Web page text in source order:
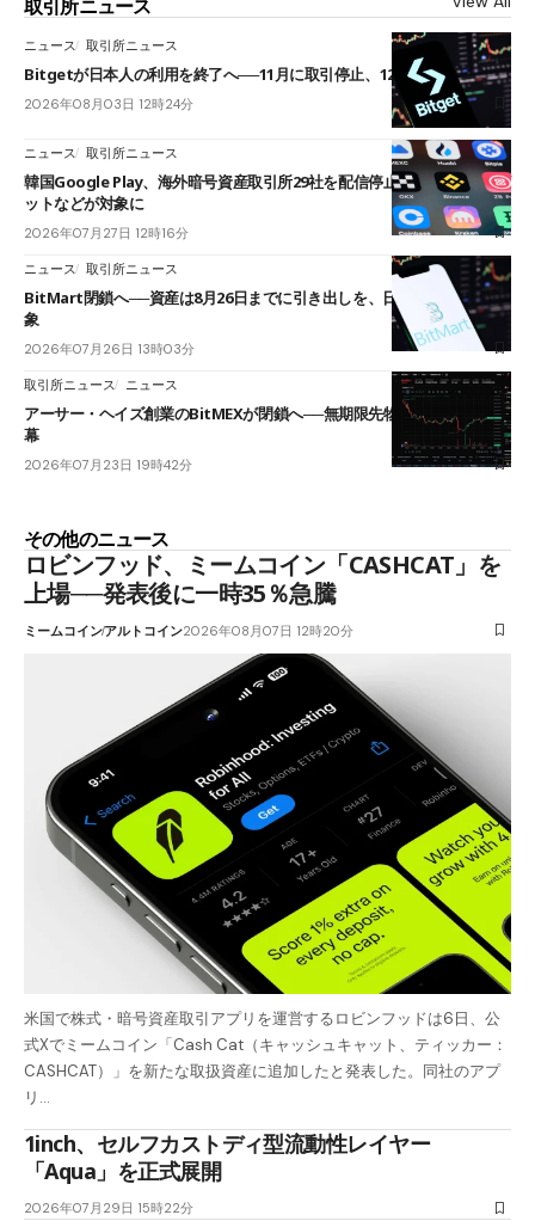
取引所ニュース
ニュース 取引所ニュース
Bitgetが日本人の利用を終了へ──11月に取引停止、12月末に強制決済
2026年08月03日 12時24分
ニュース 取引所ニュース
韓国Google Play、海外暗号資産取引所29社を配信停止──OKXやバイビ
ットなどが対象に
2026年07月27日 12時16分
ニュース 取引所ニュース
BitMart閉鎖へ──資産は8月26日までに引き出しを、日本人利用者も対
象
2026年07月26日 13時03分
取引所ニュース ニュース
アーサー・ヘイズ創業のBitMEXが閉鎖へ──無期限先物を生んだ11年に
幕
2026年07月23日 19時42分
その他のニュース
ロビンフッド、ミームコイン「CASHCAT」を
上場──発表後に一時35％急騰
ミームコインアルトコイン2026年08月07日 12時20分
米国で株式・暗号資産取引アプリを運営するロビンフッドは6日、公
式Xでミームコイン「Cash Cat（キャッシュキャット、ティッカー：
CASHCAT）」を新たな取扱資産に追加したと発表した。同社のアプ
リ…
1inch、セルフカストディ型流動性レイヤー
「Aqua」を正式展開
2026年07月29日 15時22分